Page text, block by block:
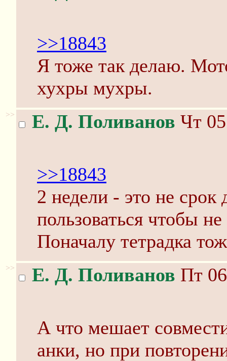
>>18843
Я тоже так делаю.
хухры мухры.
>> Е. Д. Поливанов Чт
>>18843
2 недели - это не
пользоваться чтобы
Поначалу тетрадка
>> Е. Д. Поливанов Пт
А что мешает
анки, но при